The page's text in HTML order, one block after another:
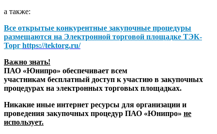
а также:
Все открытые конкурентные закупочные процедуры
размещаются на Электронной торговой площадке ТЭК-
Торг https://tektorg.ru/
Важно знать!
ПАО «Юнипро» обеспечивает всем
участникам бесплатный доступ к участию в закупочных
процедурах на электронных торговых площадках.
Никакие иные интернет ресурсы для организации и
проведения закупочных процедур ПАО «Юнипро» не
использует.